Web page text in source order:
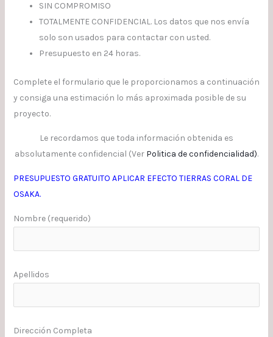
SIN COMPROMISO
TOTALMENTE CONFIDENCIAL. Los datos que nos envía
solo son usados para contactar con usted.
Presupuesto en 24 horas.
Complete el formulario que le proporcionamos a continuación
y consiga una estimación lo más aproximada posible de su
proyecto.
Le recordamos que toda información obtenida es
absolutamente confidencial (Ver Politica de confidencialidad).
PRESUPUESTO GRATUITO APLICAR EFECTO TIERRAS CORAL DE
OSAKA.
Nombre (requerido)
Apellidos
Dirección Completa